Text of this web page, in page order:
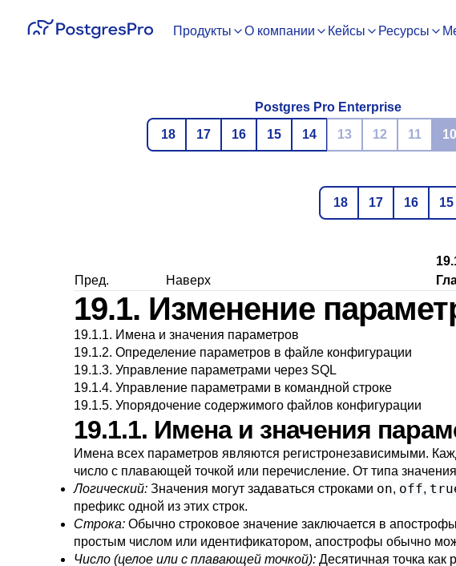
Продукты О компании Кейсы Ресурсы
Postgres Pro Enterprise
18
17 16 15 14 13 12 11 10
18
17 16 15
Пред.
Наверх
19.1. Изменение
19.1.1. Имена и значения параметров
19.1.2. Определение параметров в файле конфигурации
19.1.3. Управление параметрами через SQL
19.1.4. Управление параметрами в командной строке
19.1.5. Упорядочение содержимого файлов конфигурации
19.1.1. Имена и значения
Имена всех параметров являются регистронезависимыми.
число с плавающей точкой или перечисление. От типа
Логический: Значения могут задаваться строками on, off,
префикс одной из этих строк.
Строка: Обычно строковое значение заключается в
простым числом или идентификатором, апострофы обычно
Число (целое или с плавающей точкой): Десятичная точка как